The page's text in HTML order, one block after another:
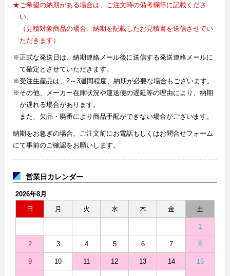
★ご希望の納期がある場合は、ご注文時の備考欄等に記載くださ
い。
（見積対象商品の場合、納期を記載したお見積書を送信させてい
ただきます）
※正式な発送日は、納期連絡メール後に送信する発送連絡メールに
て確定とさせていただきます。
※受注生産品は、2～3週間程度、納期が必要な場合もございます。
※その他、メーカー在庫状況や運送便の遅延等の理由により、納期
が遅れる場合があります。
また、欠品・廃番により商品手配ができない場合がございます。
納期をお急ぎの場合、ご注文前にお電話もしくはお問合せフォーム
にて事前のご確認をお願いします。
営業日カレンダー
2026年8月
日
月 火 水 木 金 土
1
2 3 4 5 6 7 8
9 10 11 12 13 14 15